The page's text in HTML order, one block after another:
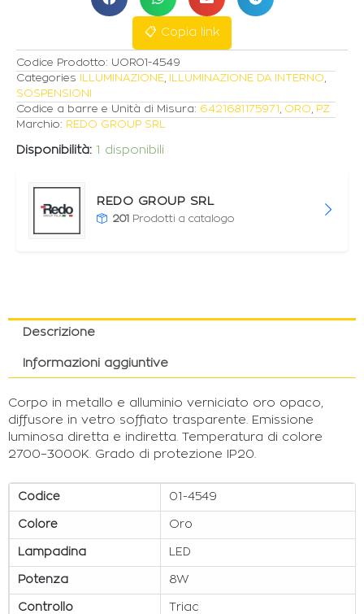
📋 Copia link
Codice Prodotto: UOR01-4549
Categories
ILLUMINAZIONE, ILLUMINAZIONE DA INTERNO,
SOSPENSIONI
Codice a barre e Unità di Misura: 6421681175971 , ORO, PZ
Marchio: REDO GROUP SRL
Disponibilità: 1 disponibili
REDO GROUP SRL
201 Prodotti a catalogo
Descrizione
Informazioni aggiuntive
Corpo in metallo e alluminio verniciato oro opaco,
diffusore in vetro soffiato trasparente. Emissione
luminosa diretta e indiretta. Temperatura di colore
2700–3000K. Grado di protezione IP20.
Codice 01-4549
Colore Oro
Lampadina LED
Potenza 8W
Controllo Triac